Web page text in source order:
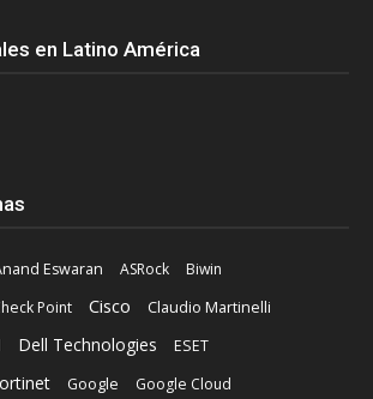
en Latino América
Eswaran ASRock
Biwin
Point Cisco
Claudio Martinelli
Dell Technologies ESET
Google Google Cloud